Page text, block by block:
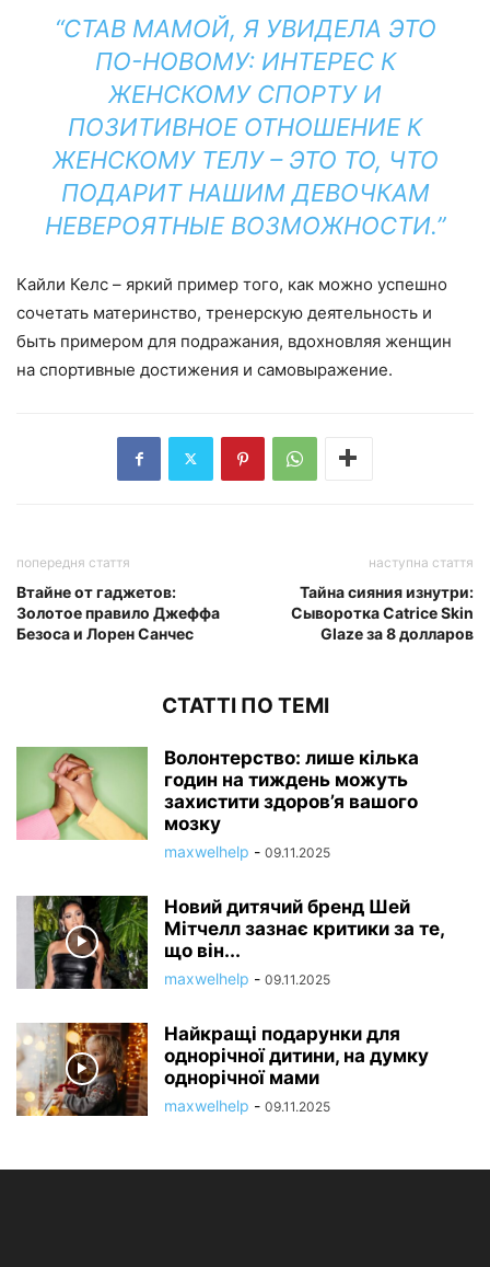
“СТАВ МАМОЙ, Я УВИДЕЛА ЭТО
ПО-НОВОМУ: ИНТЕРЕС К
ЖЕНСКОМУ СПОРТУ И
ПОЗИТИВНОЕ ОТНОШЕНИЕ К
ЖЕНСКОМУ ТЕЛУ – ЭТО ТО, ЧТО
ПОДАРИТ НАШИМ ДЕВОЧКАМ
НЕВЕРОЯТНЫЕ ВОЗМОЖНОСТИ.”
Кайли Келс – яркий пример того, как можно успешно
сочетать материнство, тренерскую деятельность и
быть примером для подражания, вдохновляя женщин
на спортивные достижения и самовыражение.
попередня стаття
Втайне от гаджетов:
Золотое правило Джеффа
Безоса и Лорен Санчес
наступна стаття
Тайна сияния изнутри:
Сыворотка Catrice Skin
Glaze за 8 долларов
СТАТТІ ПО ТЕМІ
Волонтерство: лише кілька
годин на тиждень можуть
захистити здоров’я вашого
мозку
maxwelhelp - 09.11.2025
Новий дитячий бренд Шей
Мітчелл зазнає критики за те,
що він...
maxwelhelp - 09.11.2025
Найкращі подарунки для
однорічної дитини, на думку
однорічної мами
maxwelhelp - 09.11.2025